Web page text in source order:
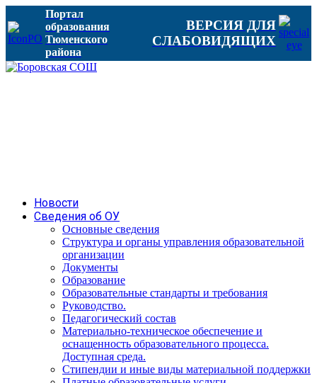
Портал
образования
Тюменского
района
ВЕРСИЯ ДЛЯ
СЛАБОВИДЯЩИХ
Новости
Сведения об ОУ
Основные сведения
Структура и органы управления образовательной
организации
Документы
Образование
Образовательные стандарты и требования
Руководство.
Педагогический состав
Материально-техническое обеспечение и
оснащенность образовательного процесса.
Доступная среда.
Стипендии и иные виды материальной поддержки